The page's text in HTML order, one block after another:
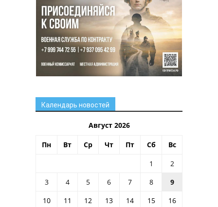
Календарь новостей
Август 2026
Пн Вт Ср Чт Пт Сб Вс
1
2
3
4 5 6 7 8
9
10
11 12 13 14 15
16